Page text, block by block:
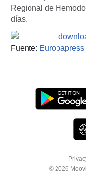
Regional de
días.
Fuente: Europapress
© 2026